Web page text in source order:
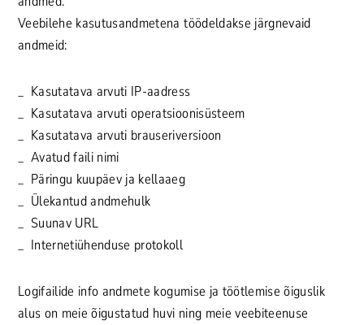
Veebilehe kasutusandmetena töödeldakse järgnevaid
andmeid:
Kasutatava arvuti IP-aadress
Kasutatava arvuti operatsioonisüsteem
Kasutatava arvuti brauseriversioon
Avatud faili nimi
Päringu kuupäev ja kellaaeg
Ülekantud andmehulk
Suunav URL
Internetiühenduse protokoll
Logifailide info andmete kogumise ja töötlemise õiguslik
alus on meie õigustatud huvi ning meie veebiteenuse